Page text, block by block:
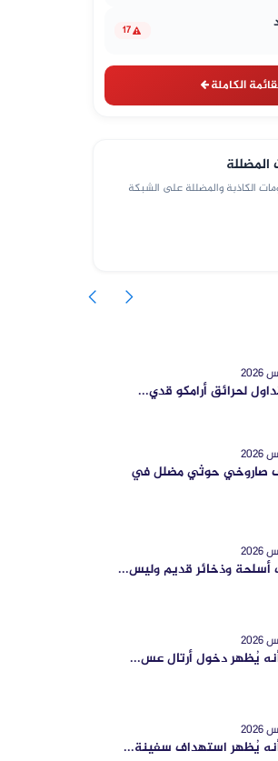
17
الكاملة
المضللة
الكاذبة والمضللة على الشبكة
لحرائق أرامكو قدي...
صاروخي حوثي مضلل في
أسلحة وذخائر قديم وليس...
يُظهر دخول أرتال عس...
يُظهر استهداف سفينة...